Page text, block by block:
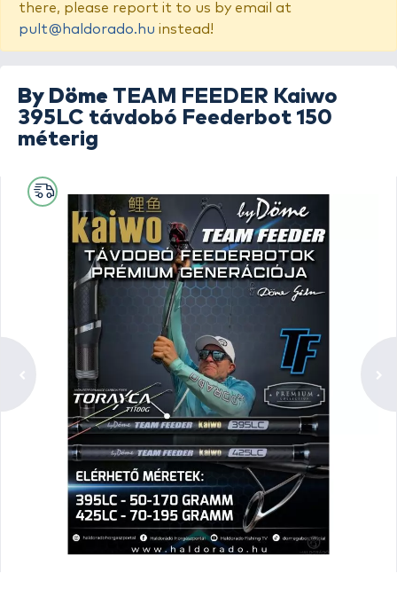
there, please report it to us by email at
pult@haldorado.hu instead!
By Döme TEAM FEEDER Kaiwo
395LC távdobó Feederbot 150
méterig